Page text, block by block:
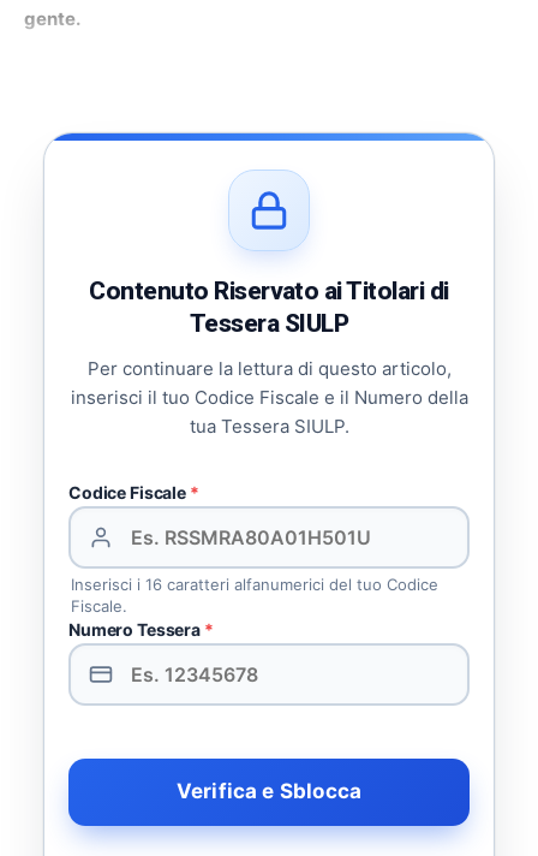
gente.
Contenuto Riservato ai Titolari di
Tessera SIULP
Per continuare la lettura di questo articolo,
inserisci il tuo Codice Fiscale e il Numero della
tua Tessera SIULP.
Codice Fiscale *
Inserisci i 16 caratteri alfanumerici del tuo Codice
Fiscale.
Numero Tessera *
Verifica e Sblocca